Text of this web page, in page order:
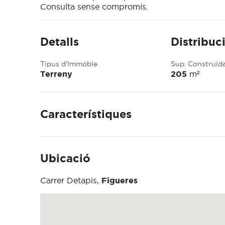
Consulta sense compromís.
Detalls
Tipus d'Immoble
Terreny
Sup.
205 m²
Característiques
Ubicació
Carrer Detapis, Figueres